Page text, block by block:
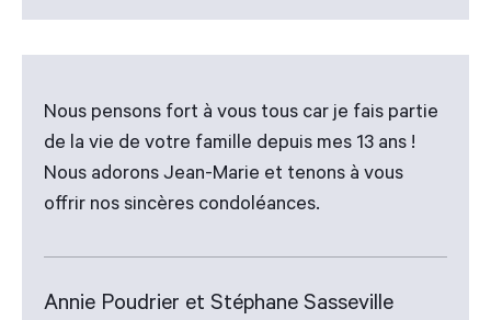
Nous pensons fort à vous tous car je fais partie
de la vie de votre famille depuis mes 13 ans !
Nous adorons Jean-Marie et tenons à vous
offrir nos sincères condoléances.
Annie Poudrier et Stéphane Sasseville